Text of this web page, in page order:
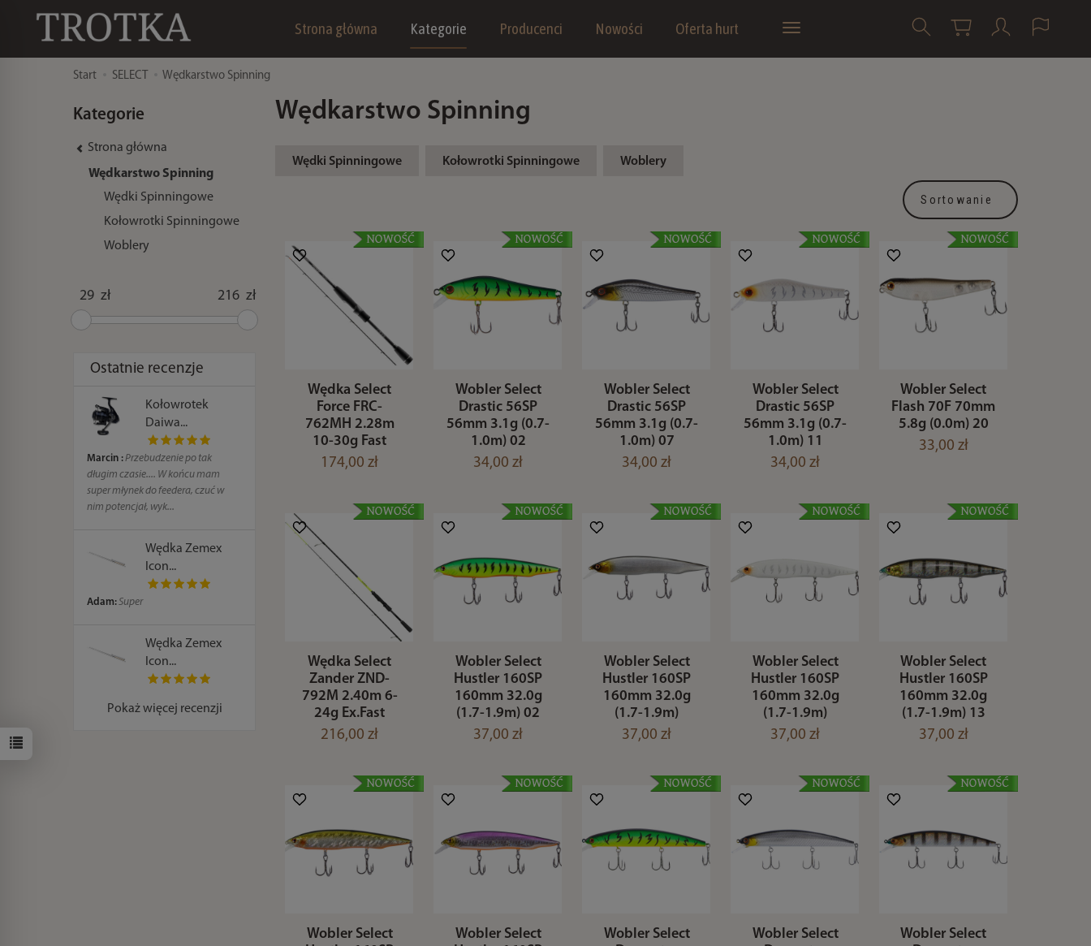
Strona główna Kategorie Producenci Nowości Oferta hurt
Start SELECT Wędkarstwo Spinning
Wędkarstwo Spinning
Wędki Spinningowe Kołowrotki Spinningowe Woblery
Sortowanie
Wędka Select
Force FRC-
762MH 2.28m
10-30g Fast
174,00 zł
Wobler Select
Drastic 56SP
56mm 3.1g (0.7-
1.0m) 02
34,00 zł
Wobler Select
Drastic 56SP
56mm 3.1g (0.7-
1.0m) 07
34,00 zł
Wobler Select
Drastic 56SP
56mm 3.1g (0.7-
1.0m) 11
34,00 zł
Wobler Select
Flash 70F 70mm
5.8g (0.0m) 20
33,00 zł
Wędka Select
Zander ZND-
792M 2.40m 6-
24g Ex.Fast
216,00 zł
Wobler Select
Hustler 160SP
160mm 32.0g
(1.7-1.9m) 02
37,00 zł
Wobler Select
Hustler 160SP
160mm 32.0g
(1.7-1.9m)
37,00 zł
Wobler Select
Hustler 160SP
160mm 32.0g
(1.7-1.9m)
37,00 zł
Wobler Select
Hustler 160SP
160mm 32.0g
(1.7-1.9m) 13
37,00 zł
Wobler Select
Wobler Select
Wobler Select
Wobler Select
Wobler Select
Kategorie
Strona główna
Wędkarstwo Spinning
Wędki Spinningowe
Kołowrotki Spinningowe
Woblery
zł zł
Ostatnie recenzje
Kołowrotek
Daiwa...
Marcin :Przebudzenie po tak
długim czasie.... W końcu mam
super młynek do feedera, czuć w
nim potencjał, wyk...
Wędka Zemex
Icon...
Adam:Super
Wędka Zemex
Icon...
Pokaż więcej recenzji